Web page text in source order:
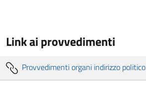
Link ai provvedimenti
Provvedimenti organi indirizzo politico